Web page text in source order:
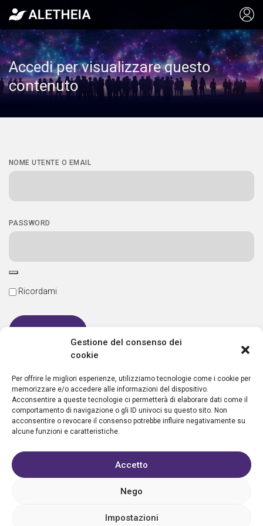
Gestione del consenso dei
cookie
Per offrire le migliori esperienze, utilizziamo tecnologie come i cookie per
memorizzare e/o accedere alle informazioni del dispositivo.
Acconsentire a queste tecnologie ci permetterà di elaborare dati come il
comportamento di navigazione o gli ID univoci su questo sito. Non
acconsentire o revocare il consenso potrebbe influire negativamente su
alcune funzioni e caratteristiche.
Accetto
Nego
Impostazioni
Accedi per visualizzare questo
contenuto
NOME UTENTE O EMAIL
PASSWORD
Ricordami
Nuovo utente?Crea un account
Condizioni d’uso